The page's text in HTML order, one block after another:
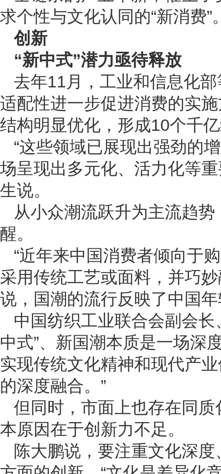
求个性与文化认同的“新消费”
创新
“新中式”潜力亟待释放
去年11月，工业和信息化
适配性进一步促进消费的实
结构明显优化，形成10个千
“这些领域已展现出强劲的
场呈现出多元化、活力化等
生说。
从小众潮流跃升为主流趋
醒。
“近年来中国消费者倾向于
采用传统工艺或面料，并巧
说，国潮的流行反映了中国
中国纺织工业联合会副会
中式”、新国潮本质是一场深
实现传统文化精神和现代产
的深度融合。”
但同时，市面上也存在同
本原因在于创新力不足。
陈大鹏说，要注重文化深